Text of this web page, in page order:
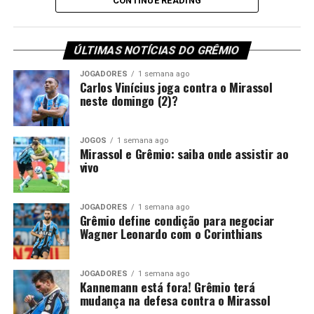
Goncalves Pinheiro (RN)
negociação por empréstimo. No entanto, a direção
gremista rejeitou rapidamente essa possibilidade.
Além disso, oTricolor Gaúchoconsidera o defensor uma
peça importante para o restante da temporada. Por
isso, só admite abrir negociações caso receba uma
proposta de compra que atenda às suas exigências
financeiras.
Você precisa ver também:Kannemann está fora!
Grêmio terá mudança na defesa contra o Mirassol
Grêmio mantém decisão para
liberar Wagner Leonardo
Recentemente, o Vitória também tentou viabilizar o
retorno de Wagner Leonardo. O clube baiano buscou
uma composição financeira, inclusive por conta de uma
ÚLTIMAS NOTÍCIAS DO GRÊMIO
JOGADORES 1 semana ago
Carlos Vinícius joga contra o Mirassol
neste domingo (2)?
JOGOS 1 semana ago
Mirassol e Grêmio: saiba onde assistir ao
vivo
JOGADORES 1 semana ago
Grêmio define condição para negociar
Wagner Leonardo com o Corinthians
JOGADORES 1 semana ago
Kannemann está fora! Grêmio terá
mudança na defesa contra o Mirassol